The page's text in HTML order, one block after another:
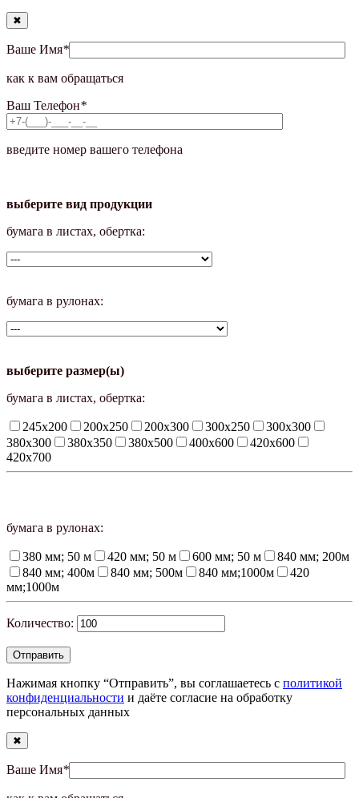
✖
Ваше Имя*
как к вам обращаться
Ваш Телефон*
введите номер вашего телефона
выберите вид продукции
бумага в листах, обертка:
бумага в рулонах:
выберите размер(ы)
бумага в листах, обертка:
245х200 200х250 200х300 300х250
300х300
380х300
380х350 380х500 400х600
420х600
420х700
бумага в рулонах:
380 мм; 50 м 420 мм; 50 м 600 мм; 50 м
840 мм; 200м
840 мм; 400м
840 мм; 500м 840 мм;1000м
420
мм;1000м
Количество:
Нажимая кнопку “Отправить”, вы соглашаетесь с политикой
конфиденциальности и даёте согласие на обработку
персональных данных
✖
Ваше Имя*